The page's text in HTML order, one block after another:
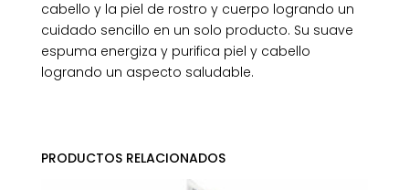
cabello y la piel de rostro y cuerpo logrando un
cuidado sencillo en un solo producto. Su suave
espuma energiza y purifica piel y cabello
logrando un aspecto saludable.
PRODUCTOS RELACIONADOS